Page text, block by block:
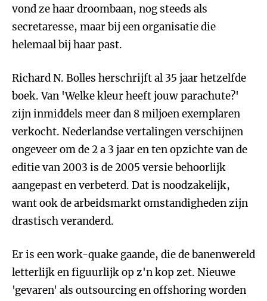
vond ze haar droombaan, nog steeds als
secretaresse, maar bij een organisatie die
helemaal bij haar past.
Richard N. Bolles herschrijft al 35 jaar hetzelfde
boek. Van 'Welke kleur heeft jouw parachute?'
zijn inmiddels meer dan 8 miljoen exemplaren
verkocht. Nederlandse vertalingen verschijnen
ongeveer om de 2 a 3 jaar en ten opzichte van de
editie van 2003 is de 2005 versie behoorlijk
aangepast en verbeterd. Dat is noodzakelijk,
want ook de arbeidsmarkt omstandigheden zijn
drastisch veranderd.
Er is een work-quake gaande, die de banenwereld
letterlijk en figuurlijk op z'n kop zet. Nieuwe
'gevaren' als outsourcing en offshoring worden